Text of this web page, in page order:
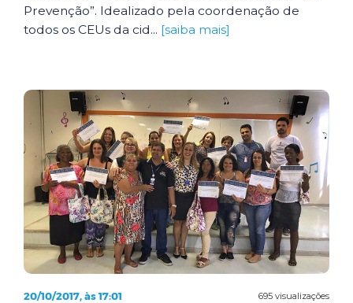
Prevenção”. Idealizado pela coordenação de
todos os CEUs da cid... [saiba mais]
695 visualizações
20/10/2017, às 17:01